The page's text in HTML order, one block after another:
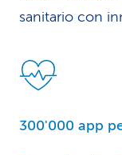
sanitario con
300'000 app